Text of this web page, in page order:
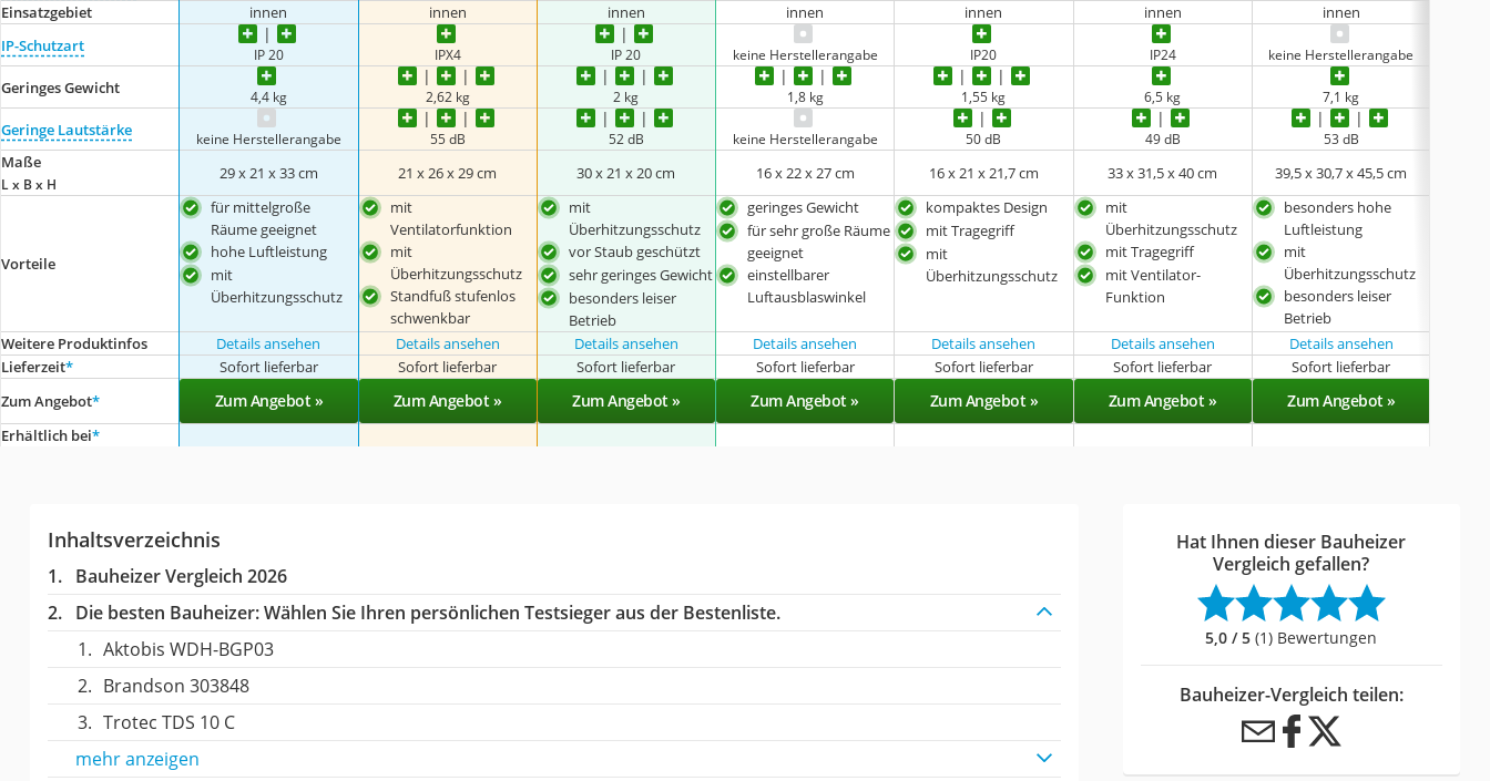
Einsatzgebiet
innen innen innen innen innen innen
innen
IP-Schutzart
IP 20 IPX4 IP 20 keine Herstellerangabe IP20 IP24 keine Herstellerangabe
Geringes Gewicht 4,4 kg 2,62 kg 2 kg 1,8 kg 1,55 kg 6,5 kg 7,1 kg
Geringe Lautstärke keine Herstellerangabe ‎55 dB 52 dB keine Herstellerangabe 50 dB 49 dB ‎53 dB
Maße
L x B x H
29 x 21 x 33 cm ‎21 x 26 x 29 cm 30 x 21 x 20 cm 16 x 22 x 27 cm 16 x 21 x 21,7 cm 33 x 31,5 x 40 cm 39,5 x 30,7 x 45,5 cm
Vorteile
für mittelgroße
Räume geeignet
hohe Luftleistung
mit
Überhitzungsschutz
mit
Ventilatorfunktion
mit
Überhitzungsschutz
Standfuß stufenlos
schwenkbar
mit
Überhitzungsschutz
vor Staub geschützt
sehr geringes Gewicht
besonders leiser
Betrieb
geringes Gewicht
für sehr große Räume
geeignet
einstellbarer
Luftausblaswinkel
kompaktes Design
mit Tragegriff
mit
Überhitzungsschutz
mit
Überhitzungsschutz
mit Tragegriff
mit Ventilator-
Funktion
besonders hohe
Luftleistung
mit
Überhitzungsschutz
besonders leiser
Betrieb
Weitere Produktinfos Details ansehen Details ansehen Details ansehen Details ansehen Details ansehen Details ansehen
Details ansehen
Lieferzeit* Sofort lieferbar Sofort lieferbar Sofort lieferbar Sofort lieferbar Sofort lieferbar Sofort lieferbar Sofort lieferbar
Zum Angebot* Zum Angebot » Zum Angebot » Zum Angebot » Zum Angebot » Zum Angebot » Zum Angebot » Zum Angebot »
Erhältlich bei*
Inhaltsverzeichnis
Bauheizer Vergleich 2026
Die besten Bauheizer:Wählen Sie Ihren persönlichen Testsieger aus der Bestenliste.
Aktobis WDH-BGP03
Brandson 303848
Trotec TDS 10 C
mehr anzeigen
Hat Ihnen dieser Bauheizer
Vergleich gefallen?
5,0 / 5 (1) Bewertungen
Bauheizer-Vergleich teilen: